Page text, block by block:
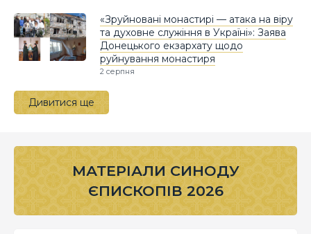
«Зруйновані монастирі — атака на віру
та духовне служіння в Україні»: Заява
Донецького екзархату щодо
руйнування монастиря
2 серпня
Дивитися ще
МАТЕРІАЛИ СИНОДУ
ЄПИСКОПІВ 2026